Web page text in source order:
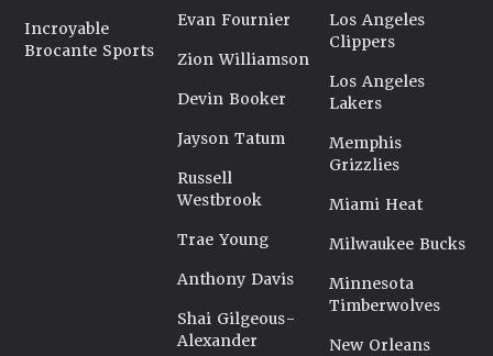
Incroyable
Brocante Sports
Evan Fournier
Zion Williamson
Devin Booker
Jayson Tatum
Russell
Westbrook
Trae Young
Anthony Davis
Shai Gilgeous-
Alexander
Los Angeles
Clippers
Los Angeles
Lakers
Memphis
Grizzlies
Miami Heat
Milwaukee Bucks
Minnesota
Timberwolves
New Orleans